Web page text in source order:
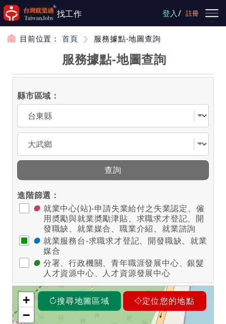
跳到主要內容
找工作 登入/ 註冊
目前位置： 首頁 服務據點-地圖查詢
服務據點-地圖查詢
縣市區域：
選擇縣市
選擇區域
查詢
進階篩選：
● 就業中心(站)-申請失業給付之失業認定、僱
用奬勵與就業奬勵津貼、求職求才登記、開
發職缺、就業媒合、職業介紹、就業諮詢
● 就業服務台-求職求才登記、開發職缺、就業
媒合
● 分署、行政機關、青年職涯發展中心、銀髮
人才資源中心、人才資源發展中心
搜尋地圖區域 定位您的地點
+
−